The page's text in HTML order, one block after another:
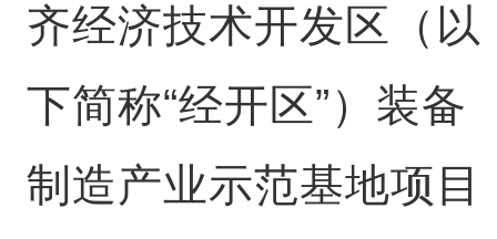
齐经济技术开发区（以
下简称“经开区”）装备
制造产业示范基地项目